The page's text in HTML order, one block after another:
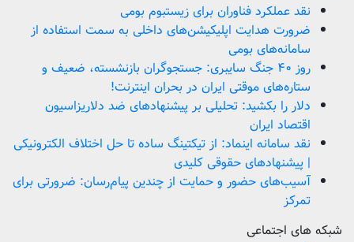
نقد عملکرد فناوران برای زیستبوم بومی
ضرورت هدایت اپلیکیشن‌های داخلی به سمت استفاده از
سامانه‌های بومی
روز ۴۰ جنگ سایبری: جستجوگران بازنشسته، ضعیف و
ستاره‌های موقتی ایران در بحران اینترنت!
دلار را بکشید: تحلیلی بر پیشنهادهای ضد دلاریزاسیون
اقتصاد ایران
نقد سامانه اینماد: از تیکتینگ ساده تا حل اختلاف الکترونیکی
| پیشنهادهای حقوقی کلیدی
آسیب‌های حضور و حمایت از چندین پیام‌رسان: ضرورتی برای
تمرکز
شبکه های اجتماعی